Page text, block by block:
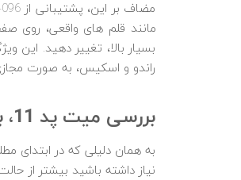
راندو و اسکیس، به صورت
بررسی میت پد 11، بهترین تبلت سال 2021 از نظر مراقبت از چشم کاربر